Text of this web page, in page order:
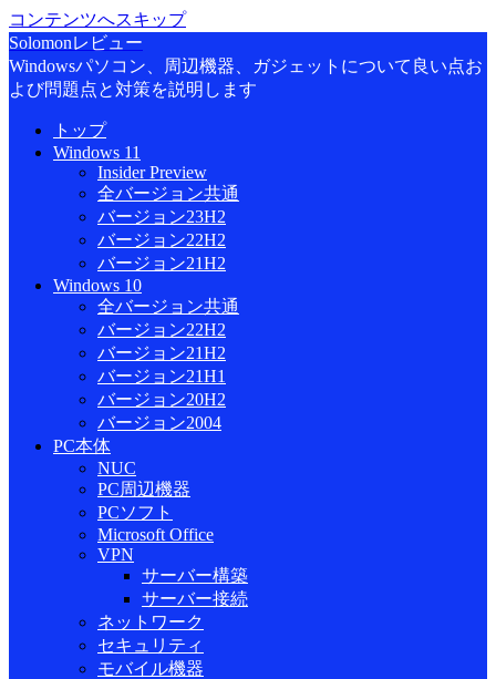
コンテンツへスキップ
Solomonレビュー
Windowsパソコン、周辺機器、ガジェットについて良い点お
よび問題点と対策を説明します
トップ
Windows 11
Insider Preview
全バージョン共通
バージョン23H2
バージョン22H2
バージョン21H2
Windows 10
全バージョン共通
バージョン22H2
バージョン21H2
バージョン21H1
バージョン20H2
バージョン2004
PC本体
NUC
PC周辺機器
PCソフト
Microsoft Office
VPN
サーバー構築
サーバー接続
ネットワーク
セキュリティ
モバイル機器